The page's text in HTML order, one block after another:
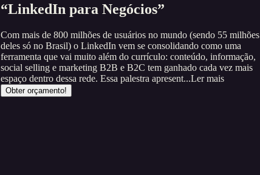
“LinkedIn para Negócios”
Com mais de 800 milhões de usuários no mundo (sendo 55 milhões
deles só no Brasil) o LinkedIn vem se consolidando como uma
ferramenta que vai muito além do currículo: conteúdo, informação,
social selling e marketing B2B e B2C tem ganhado cada vez mais
espaço dentro dessa rede. Essa palestra apresent...Ler mais
Obter orçamento!